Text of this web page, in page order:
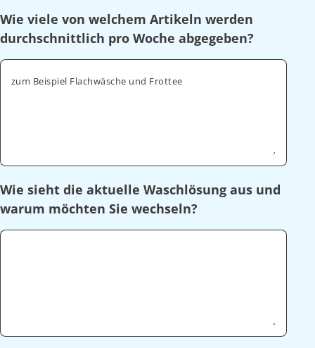
Wie viele von welchem Artikeln werden
durchschnittlich pro Woche abgegeben?
zum Beispiel Flachwäsche und Frottee
Wie sieht die aktuelle Waschlösung aus und
warum möchten Sie wechseln?